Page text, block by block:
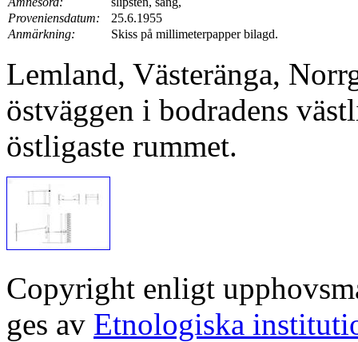
Proveniensdatum:
25.6.1955
Anmärkning:
Skiss på millimeterpapper bilagd.
Lemland, Västeränga,
östväggen i bodradens
östligaste rummet.
Copyright enligt
ges av Etnologiska